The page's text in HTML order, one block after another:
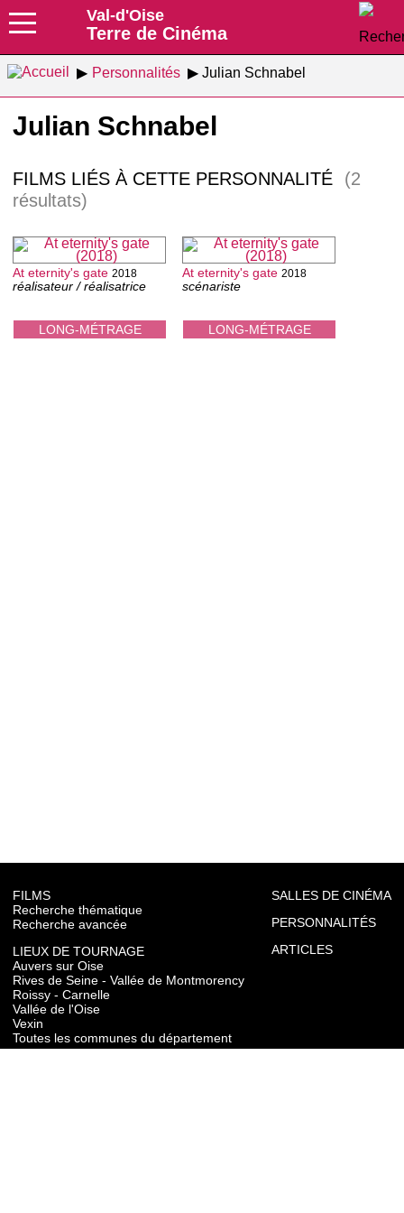
Val-d'Oise
Terre de Cinéma
Personnalités Julian Schnabel
Julian Schnabel
FILMS LIÉS À CETTE PERSONNALITÉ
(2
résultats)
LONG-MÉTRAGE
At eternity's gate 2018
réalisateur / réalisatrice
LONG-MÉTRAGE
At eternity's gate 2018
scénariste
FILMS
Recherche thématique
Recherche avancée
LIEUX DE TOURNAGE
Auvers sur Oise
Rives de Seine - Vallée de Montmorency
Roissy - Carnelle
Vallée de l'Oise
Vexin
Toutes les communes du département
SALLES DE CINÉMA
PERSONNALITÉS
ARTICLES